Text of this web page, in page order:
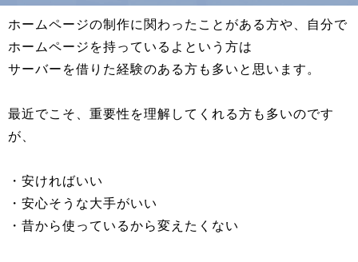
ホームページの制作に関わったことがある方や、自分で
ホームページを持っているよという方は
サーバーを借りた経験のある方も多いと思います。
最近でこそ、重要性を理解してくれる方も多いのです
が、
・安ければいい
・安心そうな大手がいい
・昔から使っているから変えたくない